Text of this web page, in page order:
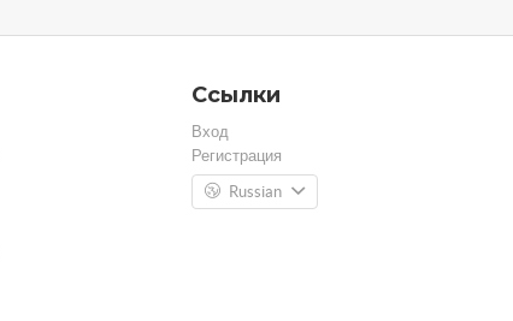
Ссылки
Вход
Регистрация
Russian